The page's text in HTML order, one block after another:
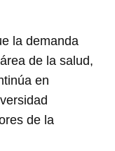
la demanda
de la salud,
en
de la